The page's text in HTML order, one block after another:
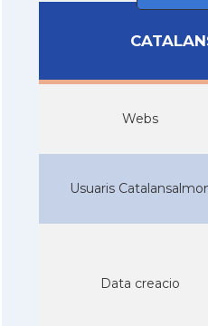
Webs
Usuaris
Data creacio